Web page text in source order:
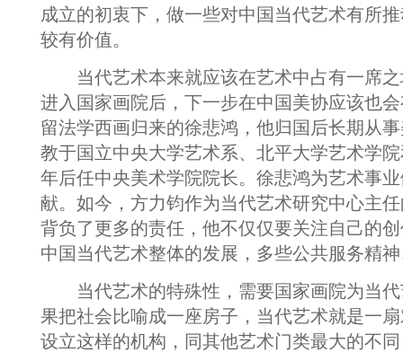
成立的初衷下，做一些对中国当代艺术有所
较有价值。
当代艺术本来就应该在艺术中占有一席之
进入国家画院后，下一步在中国美协应该也
留法学西画归来的徐悲鸿，他归国后长期从
教于国立中央大学艺术系、北平大学艺术学
年后任中央美术学院院长。徐悲鸿为艺术事
献。如今，方力钧作为当代艺术研究中心主
背负了更多的责任，他不仅仅要关注自己的
中国当代艺术整体的发展，多些公共服务精
当代艺术的特殊性，需要国家画院为当代
果把社会比喻成一座房子，当代艺术就是一
设立这样的机构，同其他艺术门类最大的不